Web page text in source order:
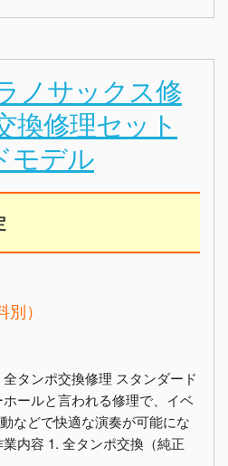
ノサックス修
換修理セット
モデル
）
タンポ交換修理 スタンダード
ールと言われる修理で、イベ
などで快適な演奏が可能にな
内容 1. 全タンポ交換（純正